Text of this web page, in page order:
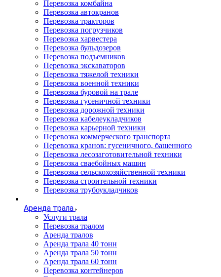
Перевозка комбайна
Перевозка автокранов
Перевозка тракторов
Перевозка погрузчиков
Перевозка харвестера
Перевозка бульдозеров
Перевозка подъемников
Перевозка экскаваторов
Перевозка тяжелой техники
Перевозка военной техники
Перевозка буровой на трале
Перевозка гусеничной техники
Перевозка дорожной техники
Перевозка кабелеукладчиков
Перевозка карьерной техники
Перевозка коммерческого транспорта
Перевозка кранов: гусеничного, башенного
Перевозка лесозаготовительной техники
Перевозка сваебойных машин
Перевозка сельскохозяйственной техники
Перевозка строительной техники
Перевозка трубоукладчиков
Аренда трала
Услуги трала
Перевозка тралом
Аренда тралов
Аренда трала 40 тонн
Аренда трала 50 тонн
Аренда трала 60 тонн
Перевозка контейнеров